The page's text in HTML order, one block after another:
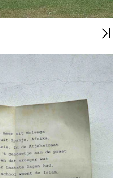
Vraag mij niet meer